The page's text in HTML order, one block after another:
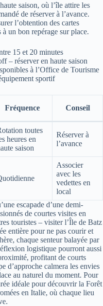
saison, où l’île attire les
de réserver à l’avance.
l’obtention des cartes
un bon repérage sur place.
15 et 20 minutes
– réserver en haute saison
à l’Office de Tourisme
sportif
Fréquence Conseil
toutes
heures en
saison
Réserver à
l’avance
Associer
avec les
vedettes en
local
escapade d’une demi-
de courtes visites en
touristes – visiter l’Île de Batz
entière pour ne pas courir et
chaque senteur balayée par
logistique pourront aussi
profitant de courts
d’approche calmera les envies
au naturel du moment. Pour
idéale pour découvrir la Forêt
en Italie, où chaque lieu